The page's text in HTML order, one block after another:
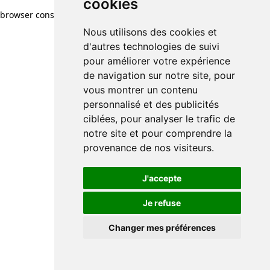
cookies
Nous utilisons des cookies et
d'autres technologies de suivi
pour améliorer votre expérience
de navigation sur notre site, pour
vous montrer un contenu
personnalisé et des publicités
ciblées, pour analyser le trafic de
notre site et pour comprendre la
provenance de nos visiteurs.
J'accepte
Je refuse
Changer mes préférences
browser console for more information)